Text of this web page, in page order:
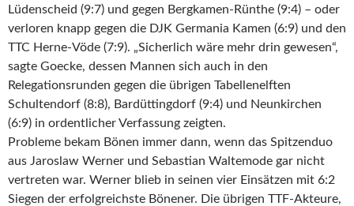
Lüdenscheid (9:7) und gegen Bergkamen-Rünthe (9:4) – oder
verloren knapp gegen die DJK Germania Kamen (6:9) und den
TTC Herne-Vöde (7:9). „Sicherlich wäre mehr drin gewesen“,
sagte Goecke, dessen Mannen sich auch in den
Relegationsrunden gegen die übrigen Tabellenelften
Schultendorf (8:8), Bardüttingdorf (9:4) und Neunkirchen
(6:9) in ordentlicher Verfassung zeigten.
Probleme bekam Bönen immer dann, wenn das Spitzenduo
aus Jaroslaw Werner und Sebastian Waltemode gar nicht
vertreten war. Werner blieb in seinen vier Einsätzen mit 6:2
Siegen der erfolgreichste Bönener. Die übrigen TTF-Akteure,